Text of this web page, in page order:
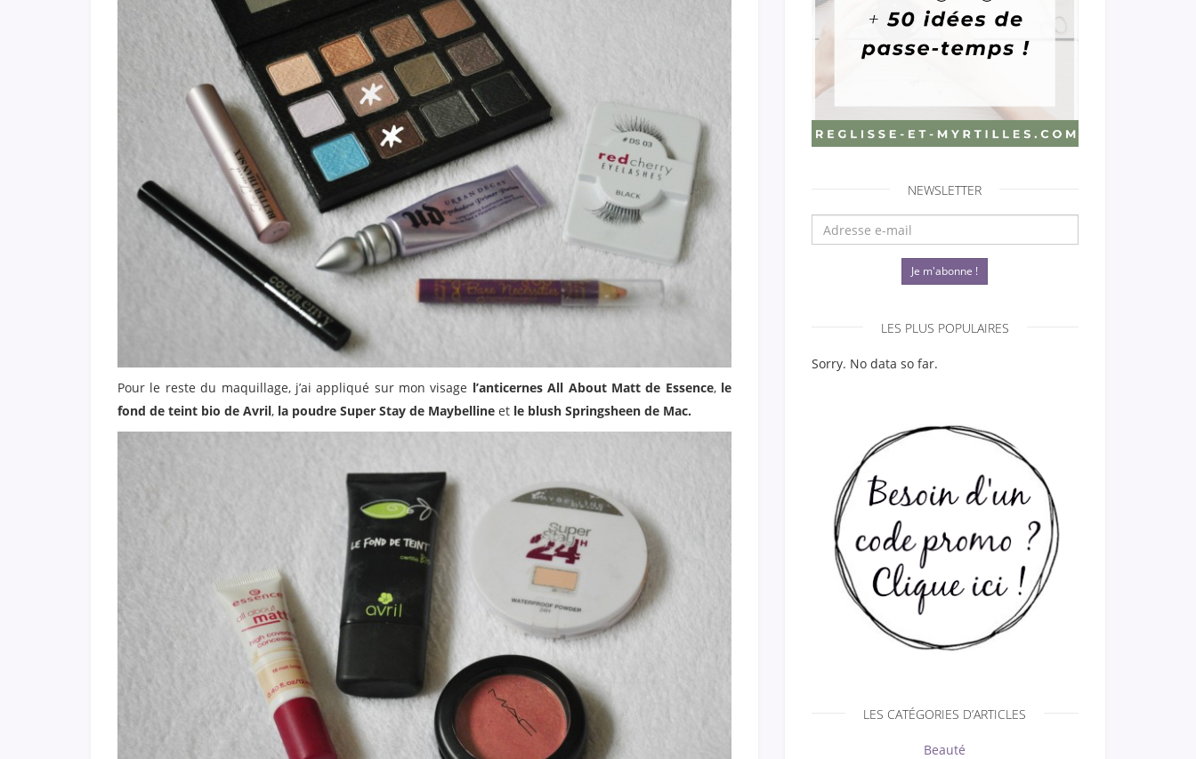
Pour le reste du maquillage, j’ai appliqué sur mon visage l’anticernes All About Matt de Essence, le
fond de teint bio de Avril, la poudre Super Stay de Maybelline et le blush Springsheen de Mac.
NEWSLETTER
Je m'abonne !
LES PLUS POPULAIRES
Sorry. No data so far.
LES CATÉGORIES D’ARTICLES
Beauté